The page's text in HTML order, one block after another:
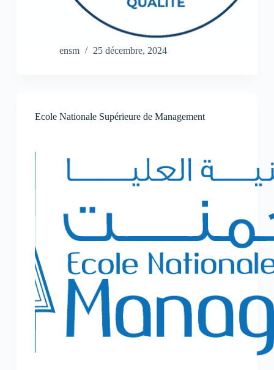
ensm 25 décembre, 2024
Ecole Nationale Supérieure de Management